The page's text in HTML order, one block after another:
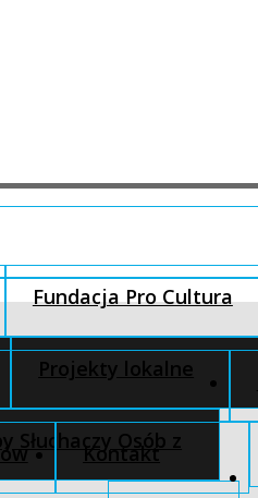
Fundacja Pro Cultura
Projekty lokalne
Słuchaczy Osób z
Kontakt